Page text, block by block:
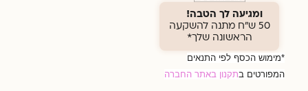
ומגיעה לך הטבה!
50 ש"ח מתנה להשקעה
הראשונה שלך*
*מימוש הכסף לפי התנאים
המפורטים בתקנון באתר החברה